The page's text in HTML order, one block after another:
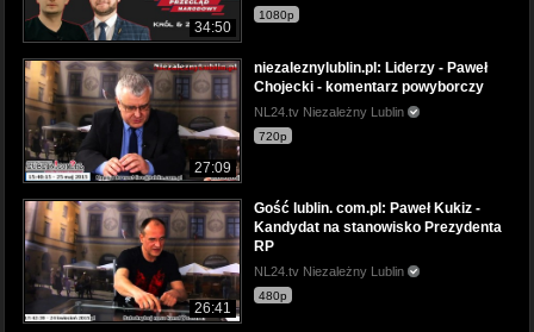
34:50
1080p
27:09
niezaleznylublin.pl: Liderzy - Paweł
Chojecki - komentarz powyborczy
NL24.tv Niezależny Lublin
720p
26:41
Gość lublin. com.pl: Paweł Kukiz -
Kandydat na stanowisko Prezydenta
RP
NL24.tv Niezależny Lublin
480p